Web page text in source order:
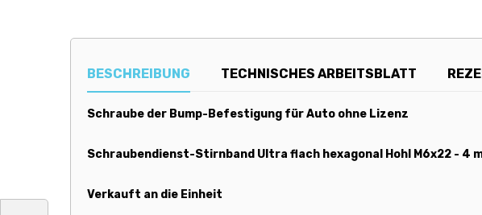
BESCHREIBUNG TECHNISCHES ARBEITSBLATT
Schraube der Bump-Befestigung für Auto ohne Lizenz
Schraubendienst-Stirnband Ultra flach hexagonal Hohl M6x22 - 4
Verkauft an die Einheit